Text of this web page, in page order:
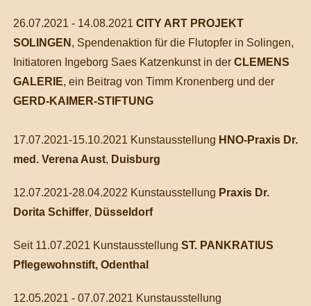
26.07.2021 - 14.08.2021 CITY ART PROJEKT
SOLINGEN , Spendenaktion für die Flutopfer in Solingen,
Initiatoren Ingeborg Saes Katzenkunst in der CLEMENS
GALERIE, ein Beitrag von Timm Kronenberg und der
GERD-KAIMER-STIFTUNG
17.07.2021-15.10.2021 Kunstausstellung HNO-Praxis Dr.
med. Verena Aust, Duisburg
12.07.2021-28.04.2022 Kunstausstellung Praxis Dr.
Dorita Schiffer, Düsseldorf
Seit 11.07.2021 Kunstausstellung ST. PANKRATIUS
Pflegewohnstift, Odenthal
12.05.2021 - 07.07.2021 Kunstausstellung